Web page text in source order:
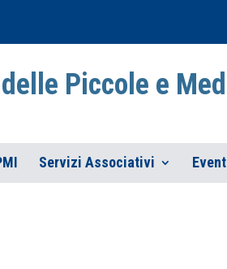
Piccole e
Servizi Associativi